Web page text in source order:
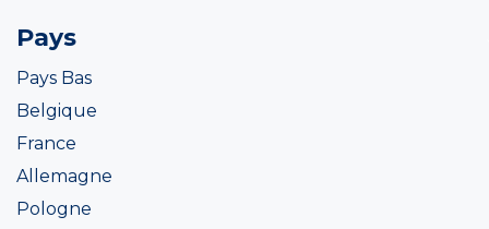
Pays
Pays Bas
Belgique
France
Allemagne
Pologne